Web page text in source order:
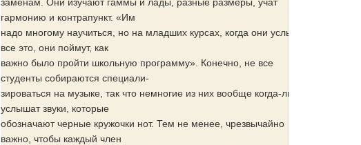
гармонию и контрапункт. «Им
надо многому научиться, но на младших курсах, когда они услышат
все это, они поймут, как
важно было пройти школьную программу». Конечно, не все
студенты собираются специали-
зироваться на музыке, так что немногие из них вообще когда-либо
услышат звуки, которые
обозначают черные кружочки нот. Тем не менее, чрезвычайно
важно, чтобы каждый член